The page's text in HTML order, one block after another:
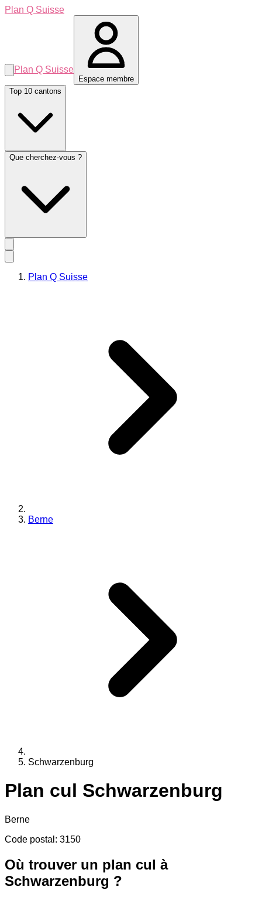
Plan Q Suisse
Plan Q Suisse
Espace membre
Top 10 cantons
Que cherchez-vous ?
Plan Q Suisse
Berne
Schwarzenburg
Plan cul Schwarzenburg
Berne
Code postal : 3150
Où trouver un plan cul à
Schwarzenburg ?